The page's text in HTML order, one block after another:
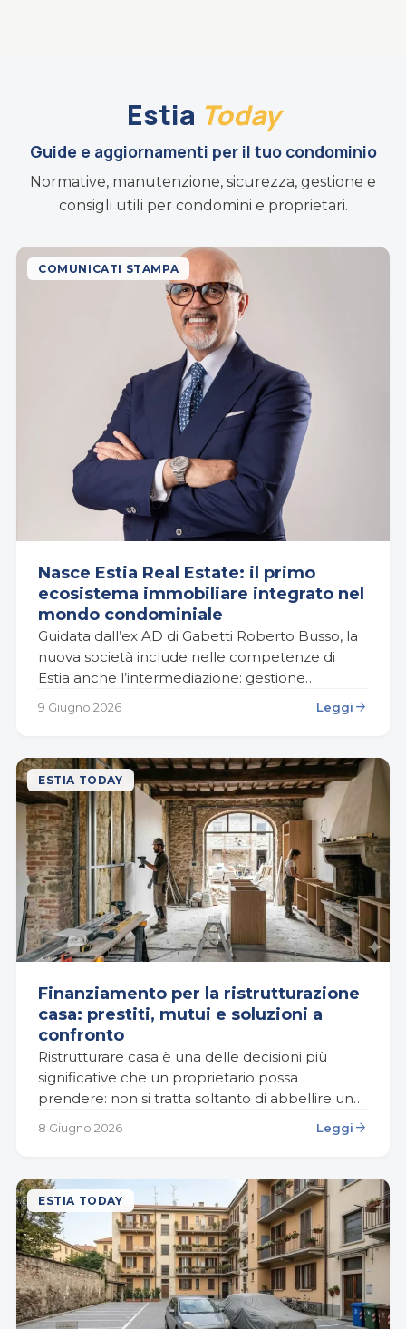
Estia Today
Guide e aggiornamenti per il tuo condominio
Normative, manutenzione, sicurezza, gestione e
consigli utili per condomini e proprietari.
COMUNICATI STAMPA
Nasce Estia Real Estate: il primo
ecosistema immobiliare integrato nel
mondo condominiale
Guidata dall’ex AD di Gabetti Roberto Busso, la
nuova società include nelle competenze di
Estia anche l’intermediazione: gestione
trasparente, dati cerificati e consulenza evoluta
per trasformare il ruolo dell’agente
9 Giugno 2026 Leggi arrow_forward
ESTIA TODAY
Finanziamento per la ristrutturazione
casa: prestiti, mutui e soluzioni a
confronto
Ristrutturare casa è una delle decisioni più
significative che un proprietario possa
prendere: non si tratta soltanto di abbellire un
appartamento o rinnovare ambienti usurati, ma
di investire sulla qualità…
8 Giugno 2026 Leggi arrow_forward
ESTIA TODAY